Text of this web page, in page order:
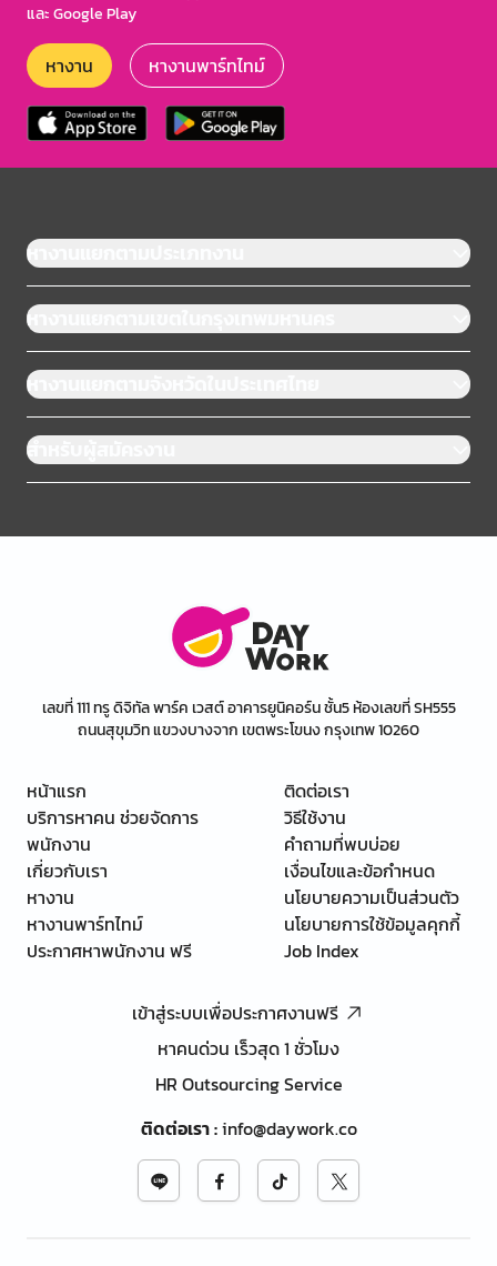
และ Google Play
หางาน หางานพาร์ทไทม์
หางานแยกตามประเภทงาน
หางานแยกตามเขตในกรุงเทพมหานคร
หางานแยกตามจังหวัดในประเทศไทย
สำหรับผู้สมัครงาน
เลขที่ 111 ทรู ดิจิทัล พาร์ค เวสต์ อาคารยูนิคอร์น ชั้น5 ห้องเลขที่ SH555
ถนนสุขุมวิท แขวงบางจาก เขตพระโขนง กรุงเทพ 10260
หน้าแรก
บริการหาคน ช่วยจัดการ
พนักงาน
เกี่ยวกับเรา
หางาน
หางานพาร์ทไทม์
ประกาศหาพนักงาน ฟรี
ติดต่อเรา
วิธีใช้งาน
คำถามที่พบบ่อย
เงื่อนไขและข้อกำหนด
นโยบายความเป็นส่วนตัว
นโยบายการใช้ข้อมูลคุกกี้
Job Index
เข้าสู่ระบบเพื่อประกาศงานฟรี
หาคนด่วน เร็วสุด 1 ชั่วโมง
HR Outsourcing Service
ติดต่อเรา:info@daywork.co